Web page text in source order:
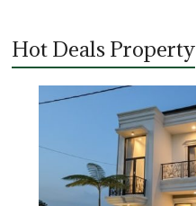
Hot Deals Property